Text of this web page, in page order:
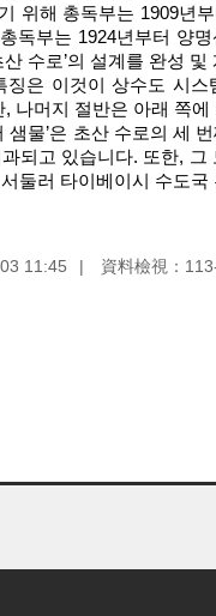
위해 총독부는 1909년
독부는 1924년부터 양
수로’의 설계를 완성
은 이것이 상수도 시
나머지 절반은 아래 쪽
샘물’은 초산 수로의 세
되고 있습니다. 또한,
둘러 타이베이시 수도
11:45 資料檢視：